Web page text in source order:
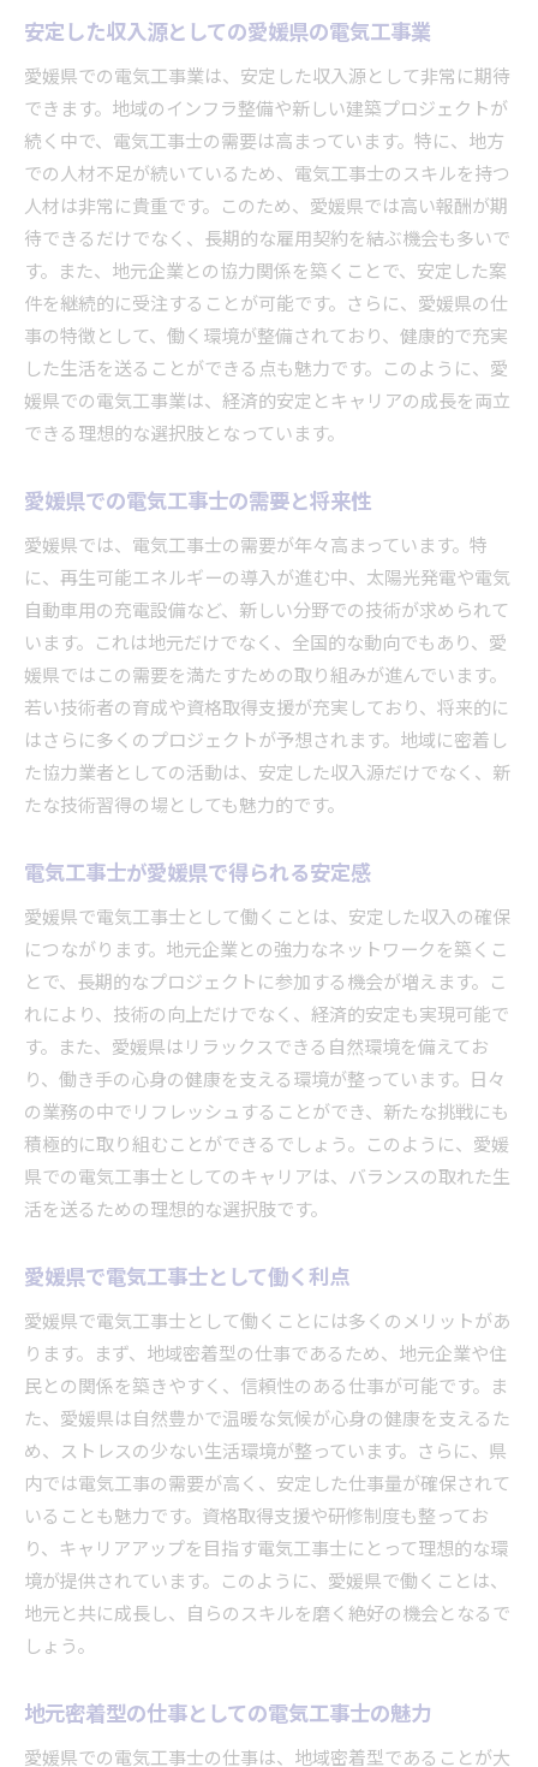
協力業者募集を通じて地域社会に貢献する電気工事
士の役割
地域社会に貢献する電気工事士の存在意義
協力業者としての地域貢献の方法
地域密着型のプロジェクトで社会貢献
愛媛県での地域貢献活動に参加する意義
電気工事士としての社会的責任と役割
地域社会での電気工事士の影響力
信頼関係を築くことで得られる長期案件の魅力
長期案件で安定した収入を得る方法
信頼を基盤にした仕事の継続性
愛媛県での長期案件を得るためのポイント
長期的な協力関係の築き方
確固たる信頼が生む仕事の安定
技術向上と安定収入を両立させる愛媛県の電気工事
士
技術向上を支える職場環境
安定収入を実現するための戦略
技術と収入の両立を可能にする愛媛県の魅力
愛媛県でのスキルアップと収入増加の道
電気工事士が挑戦する安定と成長
地域密着型の仕事で電気工事士としてのキャリアを
地域密着型の仕事の利点と魅力
キャリア形成に役立つ地元での活動
愛媛県で築く電気工事士としてのキャリア
地元での経験を活かしたキャリアパス
地域密着型の仕事がもたらす成長機会
愛媛県でのキャリア構築術
愛媛県での協力業者募集情報を活用して理想の職場
を発見
理想的な協力業者を見つける方法
協力業者募集情報を活用した職場選定法
愛媛県でのキャリアチャンスを広げる情報活用
法
理想の職場を見つけるための具体的なステップ
安定した収入源としての愛媛県の電気工事業
愛媛県での電気工事業は、安定した収入源として非常に期待
できます。地域のインフラ整備や新しい建築プロジェクトが
続く中で、電気工事士の需要は高まっています。特に、地方
での人材不足が続いているため、電気工事士のスキルを持つ
人材は非常に貴重です。このため、愛媛県では高い報酬が期
待できるだけでなく、長期的な雇用契約を結ぶ機会も多いで
す。また、地元企業との協力関係を築くことで、安定した案
件を継続的に受注することが可能です。さらに、愛媛県の仕
事の特徴として、働く環境が整備されており、健康的で充実
した生活を送ることができる点も魅力です。このように、愛
媛県での電気工事業は、経済的安定とキャリアの成長を両立
できる理想的な選択肢となっています。
愛媛県での電気工事士の需要と将来性
愛媛県では、電気工事士の需要が年々高まっています。特
に、再生可能エネルギーの導入が進む中、太陽光発電や電気
自動車用の充電設備など、新しい分野での技術が求められて
います。これは地元だけでなく、全国的な動向でもあり、愛
媛県ではこの需要を満たすための取り組みが進んでいます。
若い技術者の育成や資格取得支援が充実しており、将来的に
はさらに多くのプロジェクトが予想されます。地域に密着し
た協力業者としての活動は、安定した収入源だけでなく、新
たな技術習得の場としても魅力的です。
電気工事士が愛媛県で得られる安定感
愛媛県で電気工事士として働くことは、安定した収入の確保
につながります。地元企業との強力なネットワークを築くこ
とで、長期的なプロジェクトに参加する機会が増えます。こ
れにより、技術の向上だけでなく、経済的安定も実現可能で
す。また、愛媛県はリラックスできる自然環境を備えてお
り、働き手の心身の健康を支える環境が整っています。日々
の業務の中でリフレッシュすることができ、新たな挑戦にも
積極的に取り組むことができるでしょう。このように、愛媛
県での電気工事士としてのキャリアは、バランスの取れた生
活を送るための理想的な選択肢です。
愛媛県で電気工事士として働く利点
愛媛県で電気工事士として働くことには多くのメリットがあ
ります。まず、地域密着型の仕事であるため、地元企業や住
民との関係を築きやすく、信頼性のある仕事が可能です。ま
た、愛媛県は自然豊かで温暖な気候が心身の健康を支えるた
め、ストレスの少ない生活環境が整っています。さらに、県
内では電気工事の需要が高く、安定した仕事量が確保されて
いることも魅力です。資格取得支援や研修制度も整ってお
り、キャリアアップを目指す電気工事士にとって理想的な環
境が提供されています。このように、愛媛県で働くことは、
地元と共に成長し、自らのスキルを磨く絶好の機会となるで
しょう。
地元密着型の仕事としての電気工事士の魅力
愛媛県での電気工事士の仕事は、地域密着型であることが大